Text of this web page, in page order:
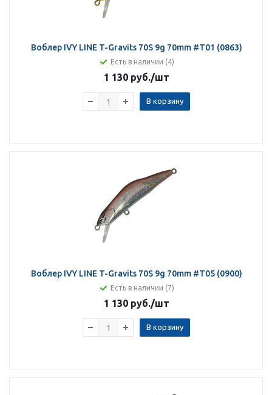
Воблер IVY LINE T-Gravits 70S 9g 70mm #T01 (0863)
Есть в наличии (4)
1 130 руб./шт
В корзину
Воблер IVY LINE T-Gravits 70S 9g 70mm #T05 (0900)
Есть в наличии (7)
1 130 руб./шт
В корзину